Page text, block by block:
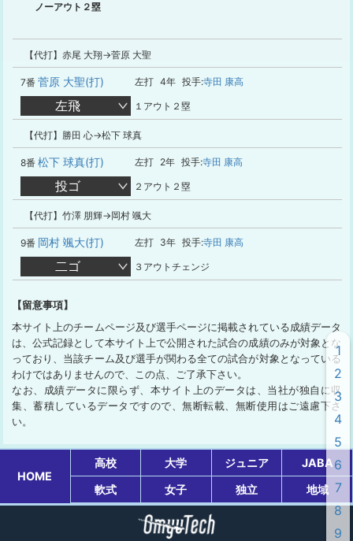
ノーアウト２塁
【代打】赤尾 大翔→菅原 大聖
7番 菅原 大聖(打) 左打 4年 投手:寺田 康高
左飛 １アウト２塁
【代打】勝田 心→松下 球真
8番 松下 球真(打) 左打 2年 投手:寺田 康高
投ゴ ２アウト２塁
【代打】竹澤 朋輝→岡村 颯大
9番 岡村 颯大(打) 左打 3年 投手:寺田 康高
二ゴ ３アウトチェンジ
【留意事項】
本サイト上のチームページ及び選手ページに掲載されている成績データ
は、公式記録として本サイト上で公開された試合の成績のみが対象とな
っており、当該チーム及び選手が関わる全ての試合が対象となっている
わけではありませんので、この点、ご了承下さい。
なお、成績データに限らず、本サイト上のデータは、当社が独自に収
集、蓄積しているデータですので、無断転載、無断使用はご遠慮下さ
い。
HOME
高校 大学 ジュニア
JABA
軟式
女子 独立 地域
1
2
3
4
5
6
7
8
9